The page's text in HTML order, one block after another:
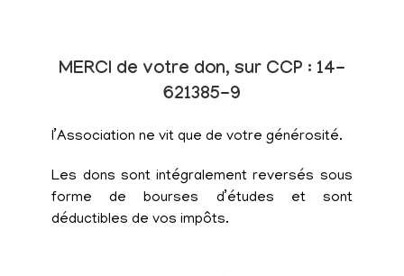
MERCI de votre don, sur CCP : 14-
621385-9
l’Association ne vit que de votre générosité.
Les dons sont intégralement reversés sous
forme de bourses d’études et sont
déductibles de vos impôts.